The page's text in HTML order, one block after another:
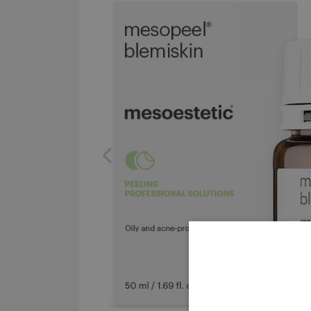
Previous